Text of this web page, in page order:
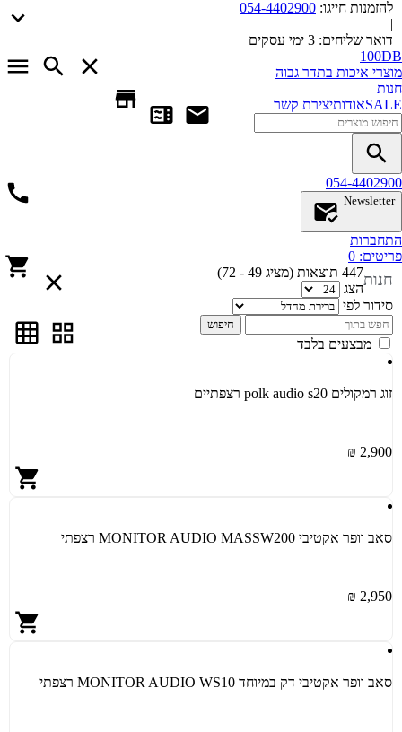
להזמנות חייגו: 054-4402900
|
דואר שליחים: 3 ימי עסקים
100DB
מוצרי איכות בתדר גבוה
חנות
SALEאודותיצירת קשר
054-4402900
Newsletter
התחברות
פריטים: 0
חנות447 תוצאות (מציג 49 - 72)
הצג
סידור לפי
חיפוש
מבצעים בלבד
זוג רמקולים polk audio s20 רצפתיים
2,900 ₪
סאב וופר אקטיבי MONITOR AUDIO MASSW200 רצפתי
2,950 ₪
סאב וופר אקטיבי דק במיוחד MONITOR AUDIO WS10 רצפתי